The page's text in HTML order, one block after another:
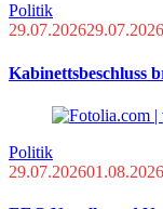
Politik
29.07.202629.07.2026
Kabinettsbeschluss
Politik
29.07.202601.08.2026